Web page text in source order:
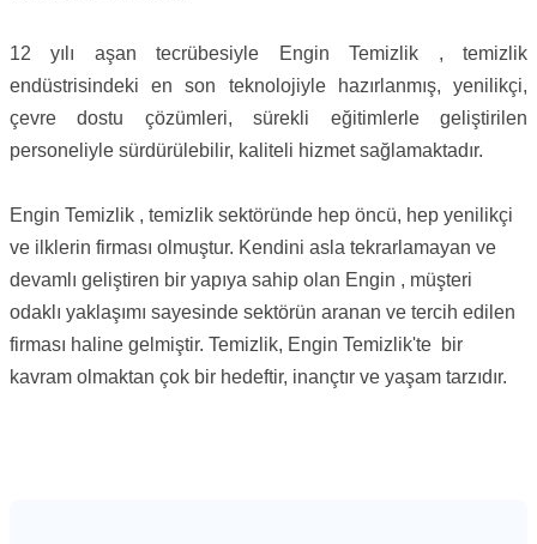
12 yılı aşan tecrübesiyle Engin Temizlik , temizlik
endüstrisindeki en son teknolojiyle hazırlanmış, yenilikçi,
çevre dostu çözümleri, sürekli eğitimlerle geliştirilen
personeliyle sürdürülebilir, kaliteli hizmet sağlamaktadır.
Engin Temizlik , temizlik sektöründe hep öncü, hep yenilikçi
ve ilklerin firması olmuştur. Kendini asla tekrarlamayan ve
devamlı geliştiren bir yapıya sahip olan Engin , müşteri
odaklı yaklaşımı sayesinde sektörün aranan ve tercih edilen
firması haline gelmiştir. Temizlik, Engin Temizlik'te bir
kavram olmaktan çok bir hedeftir, inançtır ve yaşam tarzıdır.